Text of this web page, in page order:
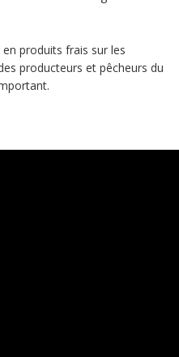
produits frais sur les
producteurs et pêcheurs du